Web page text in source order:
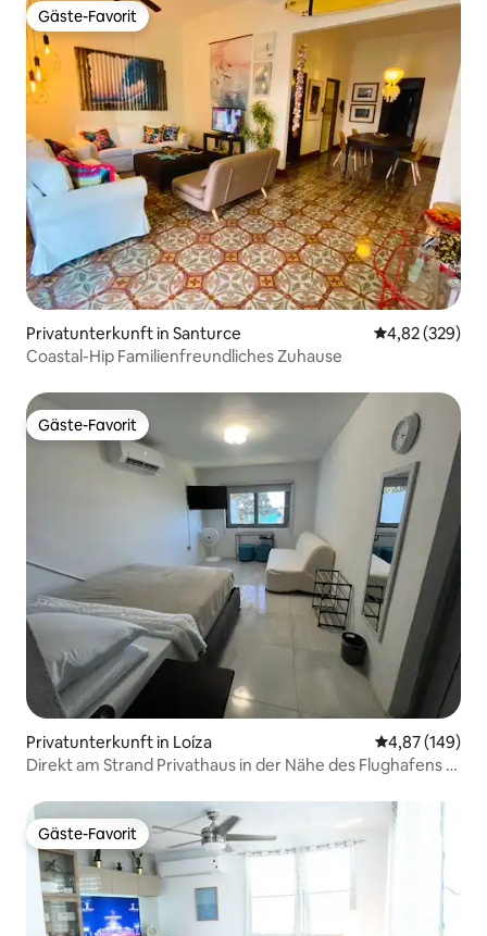
Gäste-Favorit
Gäste-Favorit
Privatunterkunft in Santurce
4,82 (329)
Coastal-Hip Familienfreundliches Zuhause
Gäste-Favorit
Gäste-Favorit
Privatunterkunft in Loíza
4,87 (149)
Direkt am Strand Privathaus in der Nähe des Flughafens -
Gäste-Favorit
Gäste-Favorit